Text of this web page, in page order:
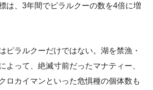
は、3年間でピラルクーの数を4倍に増
ピラルクーだけではない。湖を禁漁・
よって、絶滅寸前だったマナティー、
ロカイマンといった危惧種の個体数も